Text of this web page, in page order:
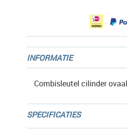
INFORMATIE
Combisleutel cilinder
SPECIFICATIES